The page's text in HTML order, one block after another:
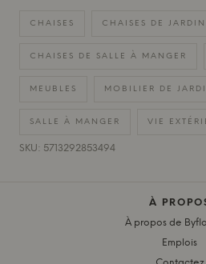
CHAISES CHAISES DE JARDIN
CHAISES DE SALLE À MANGER
MEUBLES MOBILIER DE
SALLE À MANGER VIE
SKU: 5713292853494
À
À propos de
Emplois